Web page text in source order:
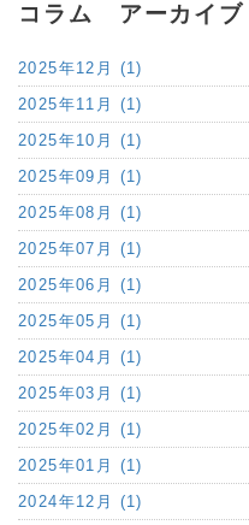
コラム アーカイブ
2025年12月 (1)
2025年11月 (1)
2025年10月 (1)
2025年09月 (1)
2025年08月 (1)
2025年07月 (1)
2025年06月 (1)
2025年05月 (1)
2025年04月 (1)
2025年03月 (1)
2025年02月 (1)
2025年01月 (1)
2024年12月 (1)